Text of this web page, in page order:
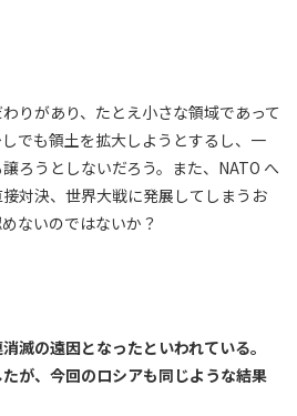
りがあり、たとえ小さな領域であって
でも領土を拡大しようとするし、一
ろうとしないだろう。また、NATO へ
対決、世界大戦に発展してしまうお
ないのではないか？
滅の遠因となったといわれている。
が、今回のロシアも同じような結果